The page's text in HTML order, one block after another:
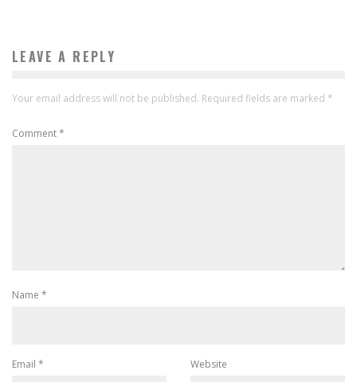
LEAVE A REPLY
Your email address will not be published. Required fields are marked *
Comment*
Name *
Email * Website